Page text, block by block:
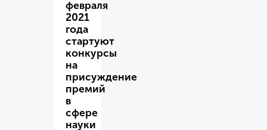
февраля
2021
года
стартуют
конкурсы
на
присуждение
премий
в
сфере
науки